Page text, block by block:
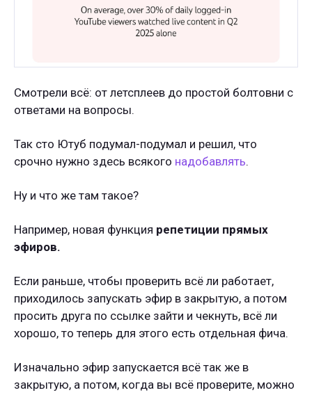
Смотрели всё: от летсплеев до простой болтовни с
ответами на вопросы.
Так сто Ютуб подумал-подумал и решил, что
срочно нужно здесь всякого надобавлять.
Ну и что же там такое?
Например, новая функция репетиции прямых
эфиров.
Если раньше, чтобы проверить всё ли работает,
приходилось запускать эфир в закрытую, а потом
просить друга по ссылке зайти и чекнуть, всё ли
хорошо, то теперь для этого есть отдельная фича.
Изначально эфир запускается всё так же в
закрытую, а потом, когда вы всё проверите, можно